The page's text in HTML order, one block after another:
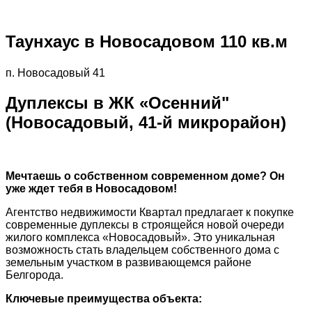
Таунхаус в Новосадовом 110 кв.м
п. Новосадовый 41
Дуплексы в ЖК «Осенний"
(Новосадовый, 41-й микрорайон)
Мечтаешь о собственном современном доме? Он
уже ждет тебя в Новосадовом!
Агентство недвижимости Квартал предлагает к покупке
современные дуплексы в строящейся новой очереди
жилого комплекса «Новосадовый». Это уникальная
возможность стать владельцем собственного дома с
земельным участком в развивающемся районе
Белгорода.
Ключевые преимущества объекта: